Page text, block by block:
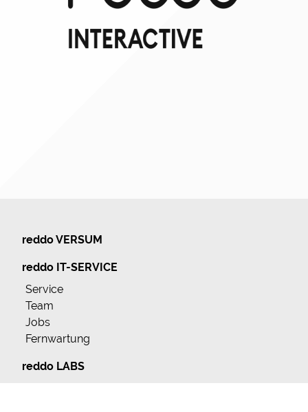
reddo VERSUM
reddo IT-SERVICE
Service
Team
Jobs
Fernwartung
reddo LABS